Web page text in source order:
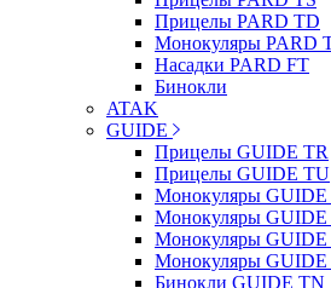
Прицелы PARD TD
Монокуляры PARD
Насадки PARD FT
Бинокли
ATAK
GUIDE
Прицелы GUIDE TR
Прицелы GUIDE TU
Монокуляры GUIDE
Монокуляры GUIDE
Монокуляры
Монокуляры GUIDE
Бинокли GUIDE TN